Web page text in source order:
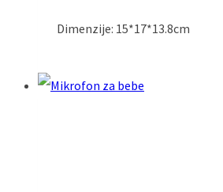
Dimenzije: 15*17*13.8cm